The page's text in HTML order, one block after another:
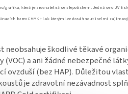
grafika, která je srovnatelná se slepotiskem. Jedná se o UV
barev CMYK + lak kterým lze dosáhnout i velmi
neobsahuje škodlivé těkavé
(VOC) a ani žádné nebezpečné
ovzduší (bez HAP). Důležitou
je zdravotní nezávadnost